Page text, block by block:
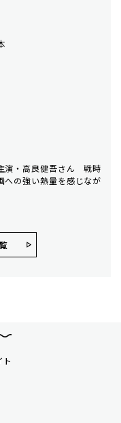
演・高良健吾さん 戦時
への強い熱量を感じなが
ト